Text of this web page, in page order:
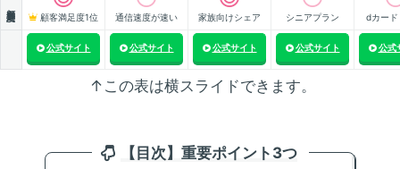
顧客満足度1位 通信速度が速い 家族向けシェア シニアプラン dカード
公式サイト 公式サイト 公式サイト 公式サイト 公式
↑この表は横スライドできます。
【目次】重要ポイント3つ